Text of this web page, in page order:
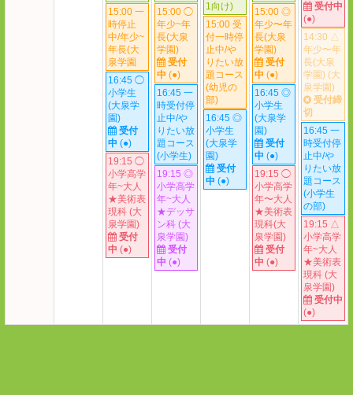
15:00 一
時停止
中/年少~
年長(大
泉学園
16:45 ◯
小学生
(大泉学
園)
受付
中 (●)
19:15 ◯
小学高学
年~大人
★美術表
現科 (大
泉学園)
受付
中 (●)
15:00 ◯
年少~年
長(大泉
学園)
受付
中 (●)
16:45 一
時受付停
止中/や
りたい放
題コース
(小学生)
19:15 ◎
小学高学
年~大人
★デッサ
ン科 (大
泉学園)
受付
中 (●)
1向け)
15:00 受
付一時停
止中/や
りたい放
題コース
(幼児の
部)
16:45 ◎
小学生
(大泉学
園)
受付
中 (●)
15:00 ◎
年少〜年
長(大泉
学園)
受付
中 (●)
16:45 ◎
小学生
(大泉学
園)
受付
中 (●)
19:15 ◯
小学高学
年〜大人
★美術表
現科(大
泉学園)
受付
中 (●)
受付中
(●)
14:30 △
年少〜年
長(大泉
学園) (大
泉学園)
受付締
切
16:45 一
時受付停
止中/や
りたい放
題コース
(小学生
の部)
19:15 △
小学高学
年~大人
★美術表
現科 (大
泉学園)
受付中
(●)